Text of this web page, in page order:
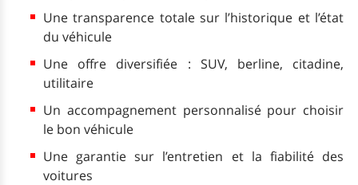
Une transparence totale sur l’historique et l’état
du véhicule
Une offre diversifiée : SUV, berline, citadine,
utilitaire
Un accompagnement personnalisé pour choisir
le bon véhicule
Une garantie sur l’entretien et la fiabilité des
voitures